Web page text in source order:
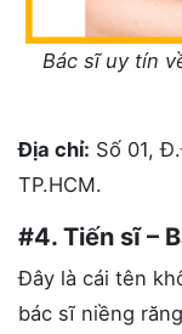
Bác sĩ uy tín
Địa chỉ: Số 01,
TP.HCM.
#4. Tiến sĩ –
Đây là cái tên
bác sĩ niềng